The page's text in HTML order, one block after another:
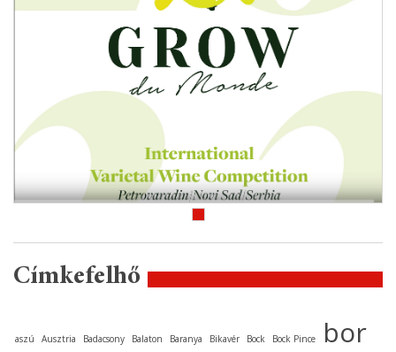
Címkefelhő
aszú Ausztria Badacsony Balaton Baranya Bikavér Bock Bock Pince bor